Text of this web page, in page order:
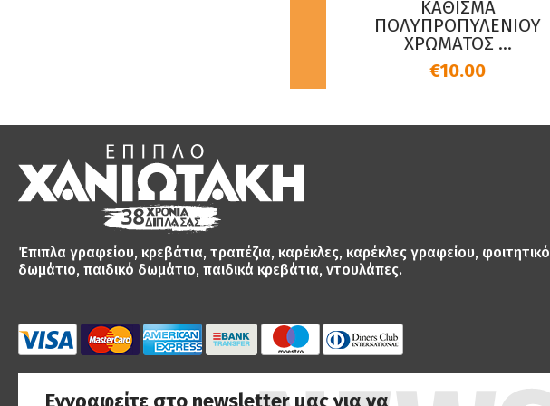
ΚΑΘΙΣΜΑ
ΠΟΛΥΠΡΟΠΥΛΕΝΙΟΥ
ΧΡΩΜΑΤΟΣ ...
€10.00
Έπιπλα γραφείου, κρεβάτια, τραπέζια, καρέκλες, καρέκλες γραφείου, φοιτητικό
δωμάτιο, παιδικό δωμάτιο, παιδικά κρεβάτια, ντουλάπες.
Εγγραφείτε στο newsletter μας για να